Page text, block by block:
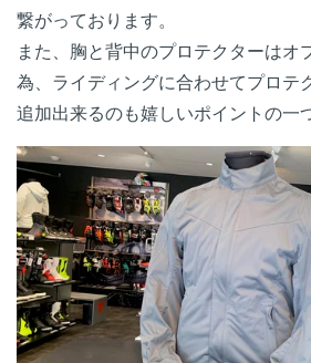
繋がっております。
また、胸と背中のプロテクターはオ
為、ライディングに合わせてプロテ
追加出来るのも嬉しいポイントの一